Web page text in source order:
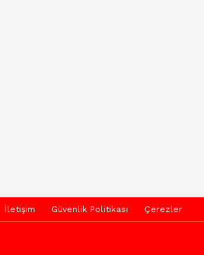
İletişim Güvenlik Politikası Çerezler